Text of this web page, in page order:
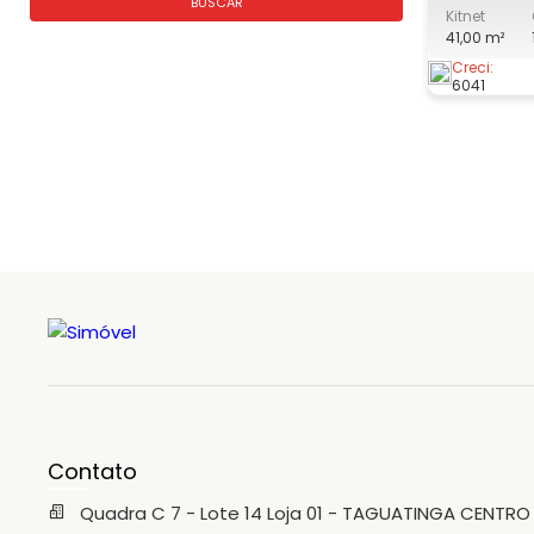
com: -
quarto; - banheiro.
acordo
serviço;
Kitnet
41,00 m²
1
Creci:
6041
Contato
Quadra C 7 - Lote 14 Loja 01 - TAGUATINGA